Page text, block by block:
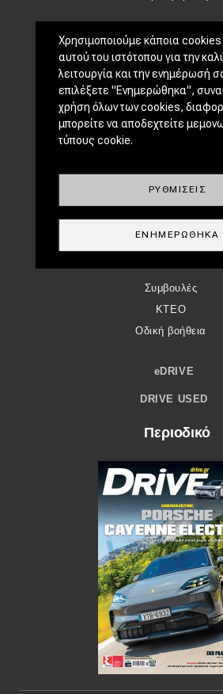
CLASSIC
Νέα
Παρουσιάσεις
DRIVE AWAY
ΜΕΤΑΧΕΙΡΙΣΜΈΝΟ
Συμβουλές
Συμβουλές
ΚΤΕΟ
Οδική βοήθεια
eDRIVE
DRIVE USED
Περιοδικό
Χρησιμοποιούμε κάποια cookies
αυτού του ιστότοπου για την
λειτουργία και την ενημέρωσή
επιλέξετε "Ενημερώθηκα",
χρήση όλων των cookies,
μπορείτε να αποδεχτείτε
τύπους cookie.
ΡΥΘΜΊΣΕΙΣ
ΕΝΗΜΕΡΏΘΗΚΑ